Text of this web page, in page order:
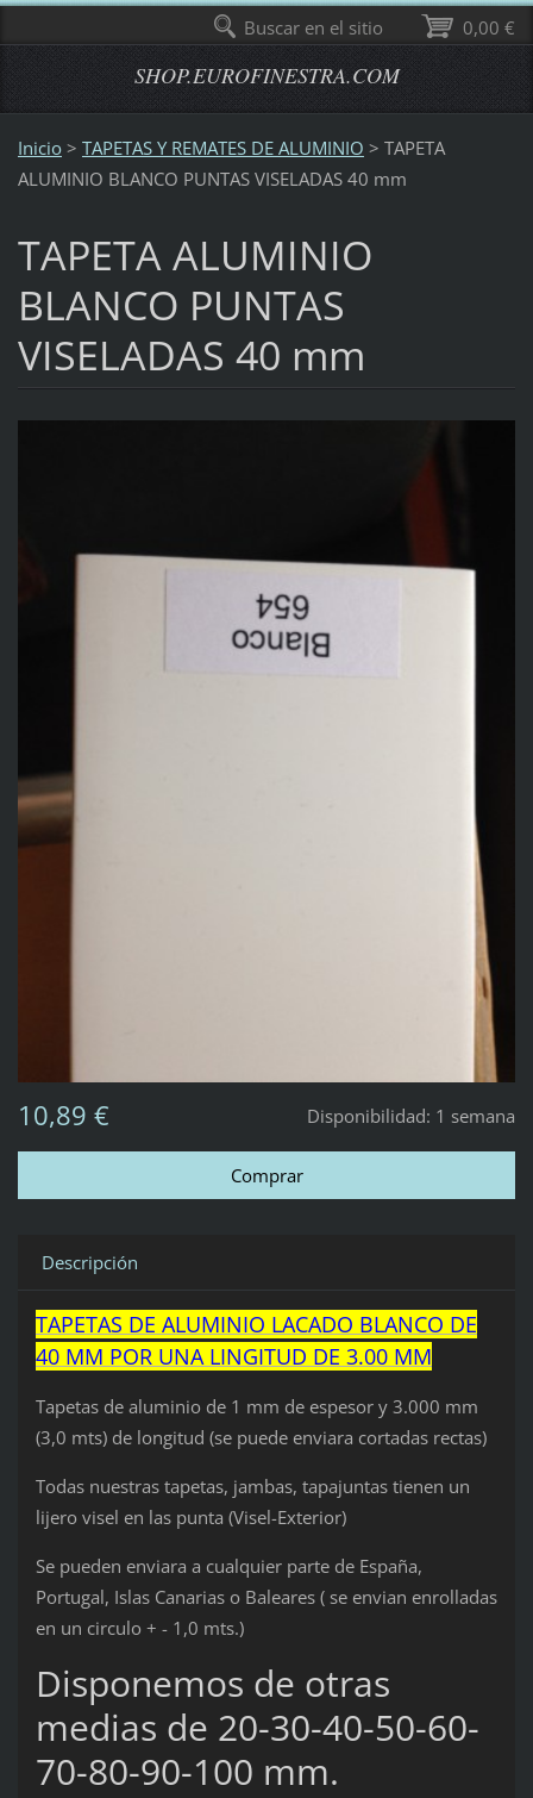
SHOP.EUROFINESTRA.COM
Inicio > TAPETAS Y REMATES DE ALUMINIO > TAPETA
ALUMINIO BLANCO PUNTAS VISELADAS 40 mm
TAPETA ALUMINIO
BLANCO PUNTAS
VISELADAS 40 mm
Disponibilidad: 1 semana
10,89 €
Descripción
TAPETAS DE ALUMINIO LACADO BLANCO DE
40 MM POR UNA LINGITUD DE 3.00 MM
Tapetas de aluminio de 1 mm de espesor y 3.000 mm
(3,0 mts) de longitud (se puede enviara cortadas rectas)
Todas nuestras tapetas, jambas, tapajuntas tienen un
lijero visel en las punta (Visel-Exterior)
Se pueden enviara a cualquier parte de España,
Portugal, Islas Canarias o Baleares ( se envian enrolladas
en un circulo + - 1,0 mts.)
Disponemos de otras
medias de 20-30-40-50-60-
70-80-90-100 mm.
0,00 €
Buscar en el sitio